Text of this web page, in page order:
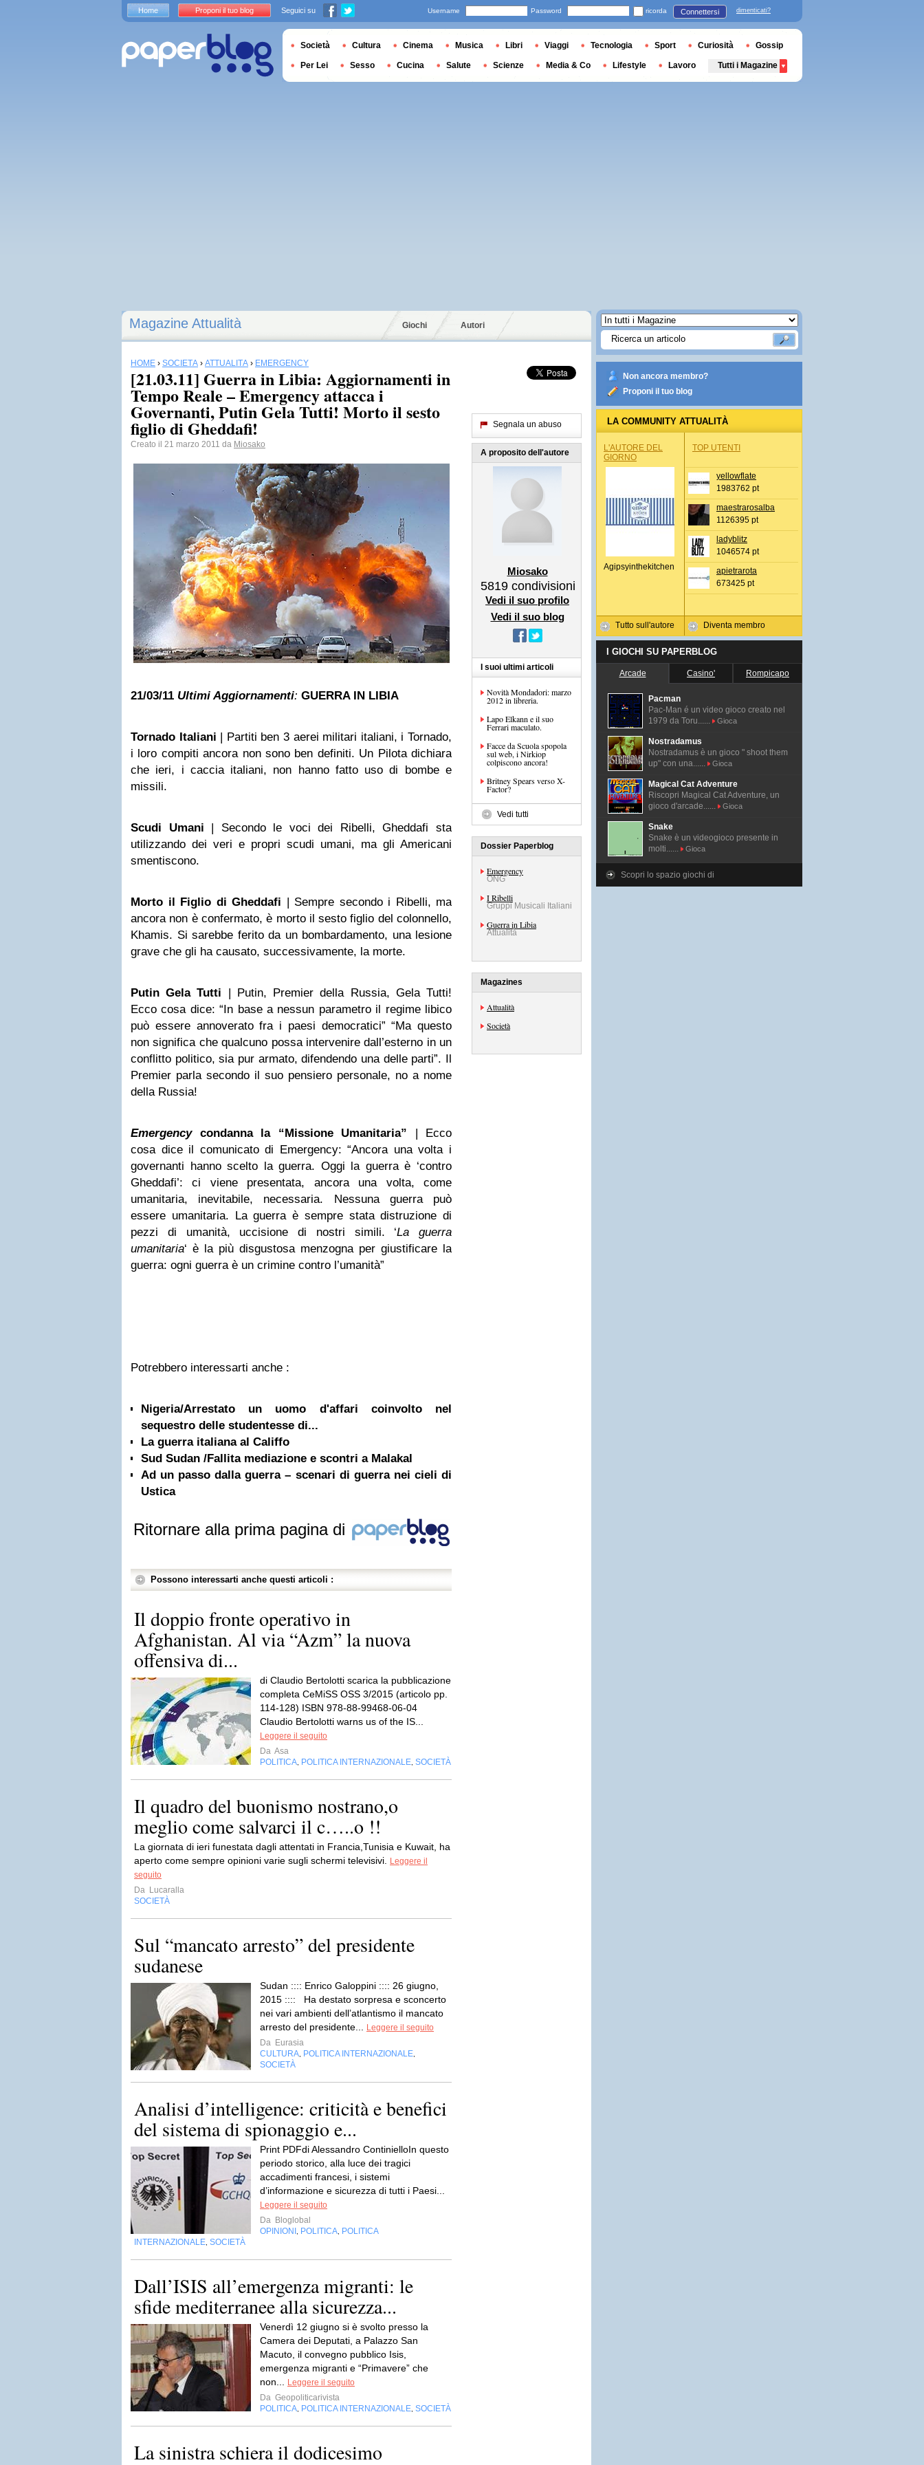
Magazine Attualità Giochi Autori
HOME › SOCIETÀ › ATTUALITÀ › EMERGENCY
[21.03.11] Guerra in Libia: Aggiornamenti in
Tempo Reale – Emergency attacca i
Governanti, Putin Gela Tutti! Morto il sesto
figlio di Gheddafi!
Creato il 21 marzo 2011 da Miosako
21/03/11 Ultimi Aggiornamenti: GUERRA IN LIBIA
Tornado Italiani | Partiti ben 3 aerei militari italiani, i Tornado,
i loro compiti ancora non sono ben definiti. Un Pilota dichiara
che ieri, i caccia italiani, non hanno fatto uso di bombe e
missili.
Scudi Umani | Secondo le voci dei Ribelli, Gheddafi sta
utilizzando dei veri e propri scudi umani, ma gli Americani
smentiscono.
Morto il Figlio di Gheddafi | Sempre secondo i Ribelli, ma
ancora non è confermato, è morto il sesto figlio del colonnello,
Khamis. Si sarebbe ferito da un bombardamento, una lesione
grave che gli ha causato, successivamente, la morte.
Putin Gela Tutti | Putin, Premier della Russia, Gela Tutti!
Ecco cosa dice: “In base a nessun parametro il regime libico
può essere annoverato fra i paesi democratici” “Ma questo
non significa che qualcuno possa intervenire dall’esterno in un
conflitto politico, sia pur armato, difendendo una delle parti”. Il
Premier parla secondo il suo pensiero personale, no a nome
della Russia!
Emergencycondanna la “Missione Umanitaria” | Ecco
cosa dice il comunicato di Emergency: “Ancora una volta i
governanti hanno scelto la guerra. Oggi la guerra è ‘contro
Gheddafi’: ci viene presentata, ancora una volta, come
umanitaria, inevitabile, necessaria. Nessuna guerra può
essere umanitaria. La guerra è sempre stata distruzione di
pezzi di umanità, uccisione di nostri simili. ‘La guerra
umanitaria‘ è la più disgustosa menzogna per giustificare la
guerra: ogni guerra è un crimine contro l’umanità”
Potrebbero interessarti anche :
Nigeria/Arrestato un uomo d'affari coinvolto nel
sequestro delle studentesse di...
La guerra italiana al Califfo
Sud Sudan /Fallita mediazione e scontri a Malakal
Ad un passo dalla guerra – scenari di guerra nei cieli di
Ustica
Ritornare alla prima pagina di
Possono interessarti anche questi articoli :
Il doppio fronte operativo in
Afghanistan. Al via “Azm” la nuova
offensiva di...
di Claudio Bertolotti scarica la pubblicazione
completa CeMiSS OSS 3/2015 (articolo pp.
114-128) ISBN 978-88-99468-06-04
Claudio Bertolotti warns us of the IS...
Leggere il seguito
Da Asa
POLITICA POLITICA INTERNAZIONALE SOCIETÀ
Il quadro del buonismo nostrano,o
meglio come salvarci il c…..o !!
La giornata di ieri funestata dagli attentati in Francia,Tunisia e Kuwait, ha
aperto come sempre opinioni varie sugli schermi televisivi.
Leggere il
seguito
Da Lucaralla
SOCIETÀ
Sul “mancato arresto” del presidente
sudanese
Sudan :::: Enrico Galoppini :::: 26 giugno,
2015 :::: Ha destato sorpresa e sconcerto
nei vari ambienti dell’atlantismo il mancato
arresto del presidente...
Leggere il seguito
Da Eurasia
CULTURA POLITICA INTERNAZIONALE
SOCIETÀ
Analisi d’intelligence: criticità e benefici
del sistema di spionaggio e...
Print PDFdi Alessandro ContinielloIn questo
periodo storico, alla luce dei tragici
accadimenti francesi, i sistemi
d’informazione e sicurezza di tutti i Paesi...
Leggere il seguito
Da Bloglobal
OPINIONI
POLITICA POLITICA
INTERNAZIONALE SOCIETÀ
Dall’ISIS all’emergenza migranti: le
sfide mediterranee alla sicurezza...
Venerdì 12 giugno si è svolto presso la
Camera dei Deputati, a Palazzo San
Macuto, il convegno pubblico Isis,
emergenza migranti e “Primavere” che
non...
Leggere il seguito
Da Geopoliticarivista
POLITICA POLITICA INTERNAZIONALE SOCIETÀ
La sinistra schiera il dodicesimo
Segnala un abuso
A proposito dell'autore
Miosako
5819 condivisioni
Vedi il suo profilo
Vedi il suo blog
I suoi ultimi articoli
Novità Mondadori: marzo
2012 in libreria.
Lapo Elkann e il suo
Ferrari maculato.
Facce da Scuola spopola
sul web, i Nirkiop
colpiscono ancora!
Britney Spears verso X-
Factor?
Vedi tutti
Dossier Paperblog
Emergency
ONG
I Ribelli
Gruppi Musicali Italiani
Guerra in Libia
Attualità
Magazines
Attualità
Società
Non ancora membro?
Proponi il tuo blog
LA COMMUNITY ATTUALITÀ
L'AUTORE DEL
GIORNO
Agipsyinthekitchen
Tutto sull'autore
TOP UTENTI
yellowflate
1983762 pt
maestrarosalba
1126395 pt
ladyblitz
1046574 pt
apietrarota
673425 pt
Diventa membro
I GIOCHI SU PAPERBLOG
Arcade Casino' Rompicapo
Pacman
Pac-Man é un video gioco creato nel
1979 da Toru......
Gioca
Nostradamus
Nostradamus è un gioco " shoot them
up" con una......
Gioca
Magical Cat Adventure
Riscopri Magical Cat Adventure, un
gioco d'arcade......
Gioca
Snake
Snake è un videogioco presente in
molti......
Gioca
Scopri lo spazio giochi di
Home Proponi il tuo blog Seguici su Username Password ricorda Connettersi dimenticati?
Società Cultura Cinema Musica Libri Viaggi Tecnologia Sport Curiosità Gossip
Per Lei Sesso Cucina Salute Scienze Media & Co Lifestyle Lavoro Tutti i Magazine